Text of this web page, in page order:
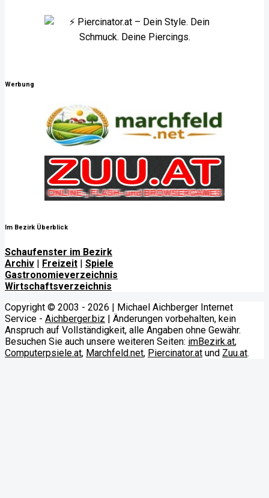
Werbung
Im Bezirk Überblick
Schaufenster im Bezirk
Archiv | Freizeit | Spiele
Gastronomieverzeichnis
Wirtschaftsverzeichnis
Copyright © 2003 - 2026 | Michael Aichberger Internet
Service - Aichberger.biz | Änderungen vorbehalten, kein
Anspruch auf Vollständigkeit, alle Angaben ohne Gewähr.
Besuchen Sie auch unsere weiteren Seiten: imBezirk.at,
Computerpsiele.at, Marchfeld.net, Piercinator.at und Zuu.at.